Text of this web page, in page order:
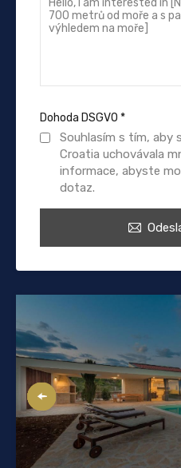
Dohoda DSGVO *
Souhlasím s tím, aby
Croatia uchovávala
informace, abyste
dotaz.